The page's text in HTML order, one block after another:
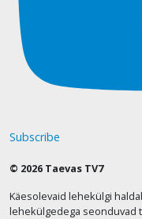
Subscribe
© 2026 Taevas TV7
Käesolevaid lehekülgi
lehekülgedega seonduvad